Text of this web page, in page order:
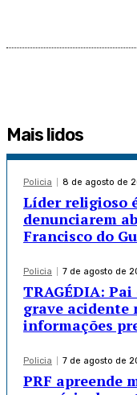
Mais lidos
Policia 8 de agosto de
Líder religioso
denunciarem
Francisco do
Policia 7 de agosto de
TRAGÉDIA:
grave acidente
informações
Policia 7 de agosto de
PRF apreende